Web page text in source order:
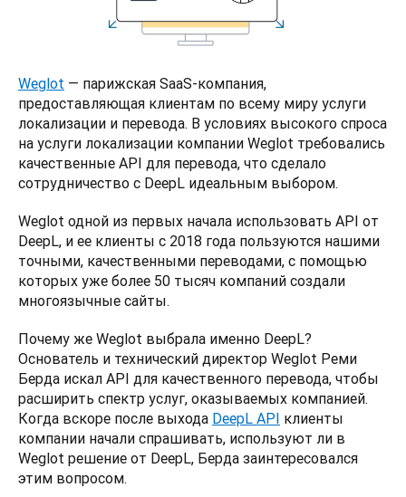
Weglot — парижская SaaS-компания,
предоставляющая клиентам по всему миру услуги
локализации и перевода. В условиях высокого спроса
на услуги локализации компании Weglot требовались
качественные API для перевода, что сделало
сотрудничество с DeepL идеальным выбором.
Weglot одной из первых начала использовать API от
DeepL, и ее клиенты с 2018 года пользуются нашими
точными, качественными переводами, с помощью
которых уже более 50 тысяч компаний создали
многоязычные сайты.
Почему же Weglot выбрала именно DeepL?
Основатель и технический директор Weglot Реми
Берда искал API для качественного перевода, чтобы
расширить спектр услуг, оказываемых компанией.
Когда вскоре после выхода DeepL API клиенты
компании начали спрашивать, используют ли в
Weglot решение от DeepL, Берда заинтересовался
этим вопросом.